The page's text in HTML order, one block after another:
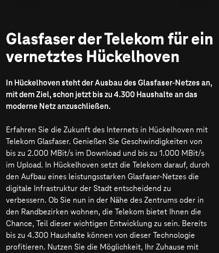
Glasfaser der Telekom für ein
vernetztes Hückelhoven
In Hückelhoven steht der Ausbau des Glasfaser-Netzes an,
mit dem Ziel, schon jetzt bis zu 4.300 Haushalte an das
moderne Netz anzuschließen.
Erfahren Sie die Zukunft des Internets in Hückelhoven mit
Telekom Glasfaser. Genießen Sie Geschwindigkeiten von
bis zu 2.000 MBit/s im Download und bis zu 1.000 MBit/s
im Upload. In Hückelhoven setzt die Telekom darauf, durch
den Aufbau eines leistungsstarken Glasfaser-Netzes die
digitale Infrastruktur der Stadt entscheidend zu
verbessern. Ob Sie nun in der Nähe des Zentrums oder in
den Randbezirken wohnen, die Telekom bietet Ihnen die
Chance, Teil dieser wichtigen Entwicklung zu sein. Bereits
bis zu 4.300 Haushalte können von dieser Technologie
profitieren. Nutzen Sie die Möglichkeit, Ihr Zuhause mit